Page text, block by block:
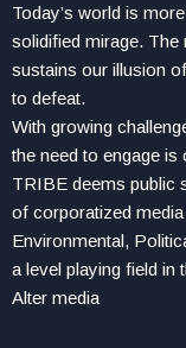
Today’s world is
solidified mirage. The
sustains our illusion
to defeat.
With growing
the need to engage
TRIBE deems public
of corporatized
Environmental,
a level playing field in
Alter media